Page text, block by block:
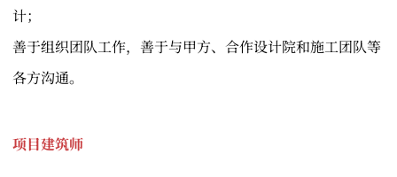
计；
善于组织团队工作，善于与甲方、合作设计院和施工团队等
各方沟通。
项目建筑师